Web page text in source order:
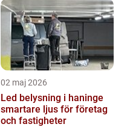
02 maj 2026
Led belysning i haninge
smartare ljus för företag
och fastigheter